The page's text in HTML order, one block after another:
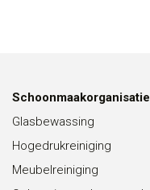
Schoonmaakorganisatie
Glasbewassing
Hogedrukreiniging
Meubelreiniging